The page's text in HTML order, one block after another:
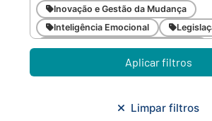
Inovação e Gestão da Mudança
Inteligência Emocional
Meio Ambiente e Sustentabilidade
Metodologias Ágeis
Planejamento Urbano/Mobilidade
Aplicar filtros
Limpar filtros